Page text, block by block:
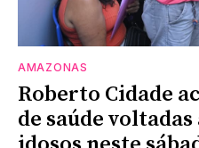
AMAZONAS
Roberto Cidade
de saúde